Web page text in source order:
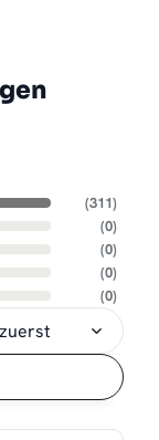
(311)
(0)
(0)
(0)
(0)